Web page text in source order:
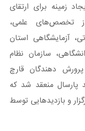
زمینه برای ارتقای
تخصص‌های علمی،
آزمایشگاهی استان
سازمان نظام
دهندگان قارچ
پارسال منعقد شد که
و بازدیدهایی توسط